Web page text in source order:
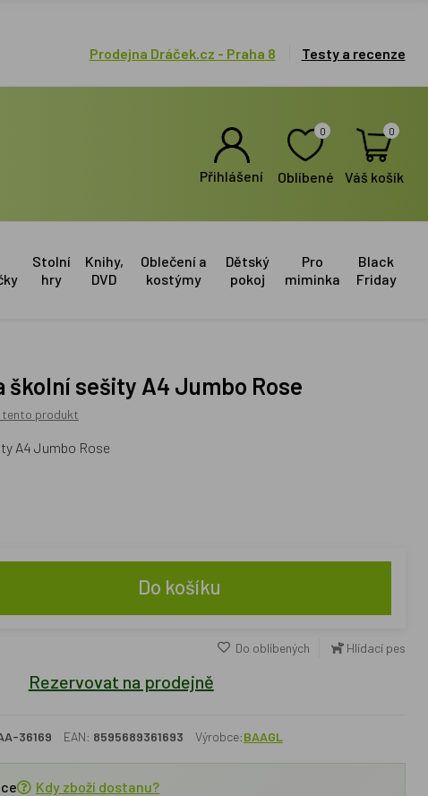
Prodejna Dráček.cz - Praha 8 Testy a recenze
Přihlášení
0
Oblíbené
0
Váš košík
Stolní
hry
Knihy,
DVD
Oblečení a
kostýmy
Dětský
pokoj
Pro
miminka
Black
Friday
školní sešity A4 Jumbo Rose
produkt
A4 Jumbo Rose
Do košíku
Do oblíbených Hlídací pes
Rezervovat na prodejně
36169 EAN: 8595689361693 Výrobce:BAAGL
Kdy zboží dostanu?